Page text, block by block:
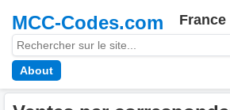
MCC-Codes.com France
About